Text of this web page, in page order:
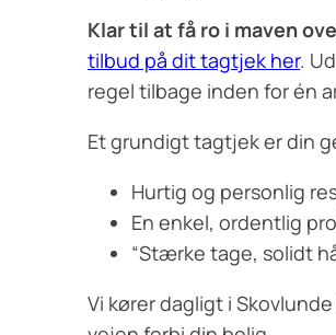
Klar til at få ro i maven
tilbud på dit tagtjek her.
regel tilbage inden for én
Et grundigt tagtjek er din
Hurtig og personlig
En enkel, ordentlig
“Stærke tage, solidt
Vi kører dagligt i